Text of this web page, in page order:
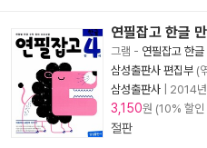
연필잡고 한글
그램 - 연필잡고 한글
삼성출판사 편집부 (
삼성출판사
2014
3,150원 (10% 할
절판